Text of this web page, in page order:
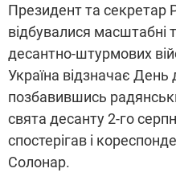
Президент та секретар
відбувалися масштабні
десантно-штурмових
Україна відзначає День
позбавившись
свята десанту 2-го
спостерігав і
Солонар.